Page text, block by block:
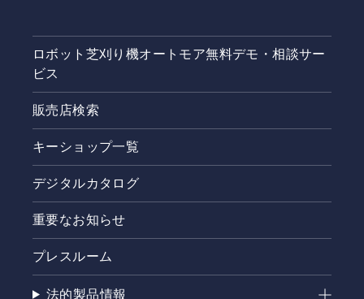
ロボット芝刈り機オートモア無料デモ・相談サー
ビス
販売店検索
キーショップ一覧
デジタルカタログ
重要なお知らせ
プレスルーム
法的製品情報